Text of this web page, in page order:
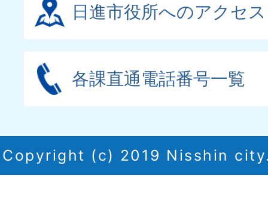
日進市役所へのアクセス
各課直通電話番号一覧
Copyright (c) 2019 Nisshin